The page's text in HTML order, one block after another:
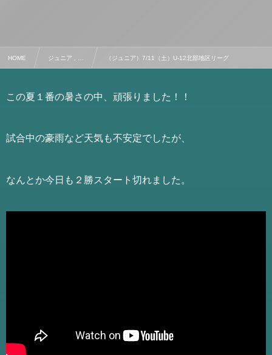
HOME ジュニア , … （ジュニア）7/11（土）U-12北部地区リーグ
この夏１番の暑さの中、頑張りました！！
試合中の豪雨など天気も不安定でしたが、
なんとか今日も２勝スタート切れました。